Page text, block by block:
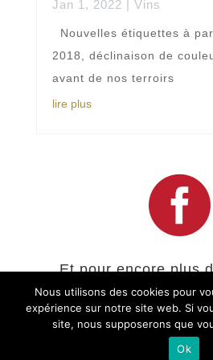
Jan 1, 2022 Vins
Nouvelles étiquettes à
2018, déclinaison de
avant de nos terroirs
lire plus

Et pour encore plus
Suivez le Domaine
Nous utilisons des cookies pour
expérience sur notre site web. Si
site, nous supposerons que
Ok